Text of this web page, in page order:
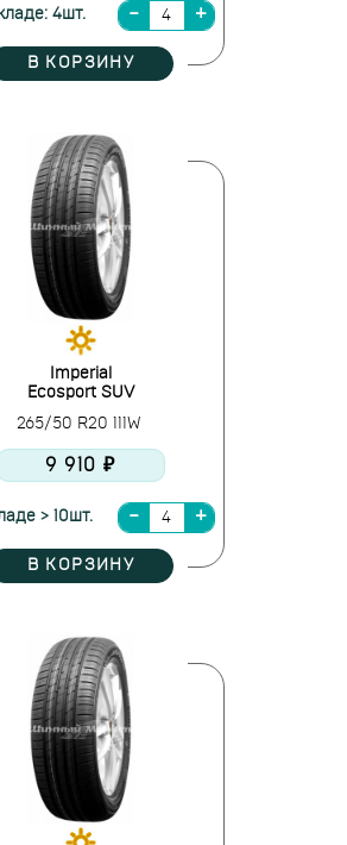
4шт.
В КОРЗИНУ
Imperial
Ecosport SUV
265/50 R20 111W
9 910 ₽
> 10шт.
В КОРЗИНУ